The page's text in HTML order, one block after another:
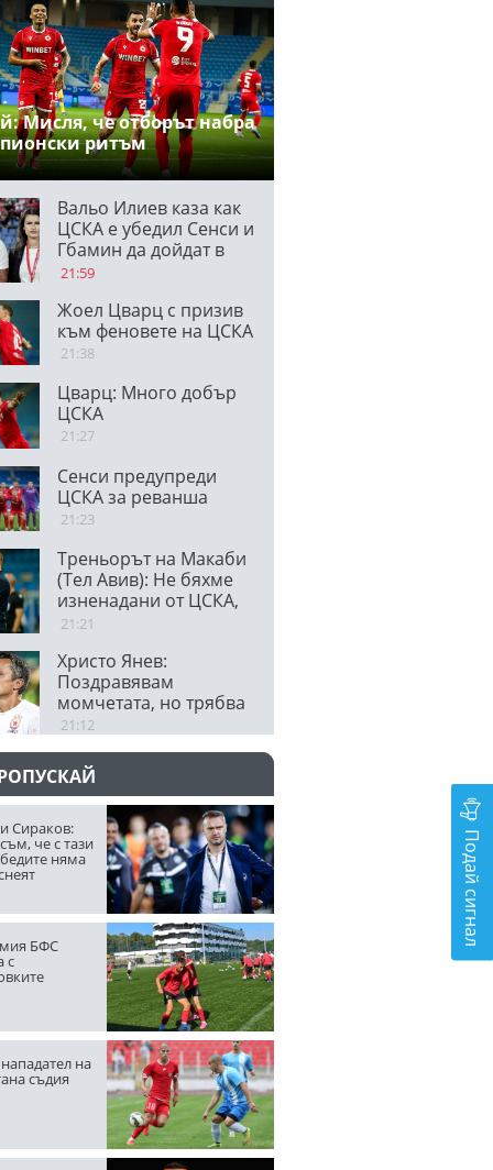
Мисля, че отборът набра
ритъм
Вальо Илиев каза как
ЦСКА е убедил Сенси и
Гбамин да дойдат в
клуба и отсече:
изключителен двубой
21:59
Жоел Цварц с призив
към феновете на ЦСКА
21:38
Цварц: Много добър
ЦСКА
21:27
Сенси предупреди
ЦСКА за реванша
21:23
Треньорът на Макаби
(Тел Авив): Не бяхме
изненадани от ЦСКА,
очаква ни огромно
21:21
Христо Янев:
Поздравявам
момчетата, но трябва
да останем смирени
21:12
Сираков:
че с тази
няма
БФС
с
на
съдия
Подай сигнал